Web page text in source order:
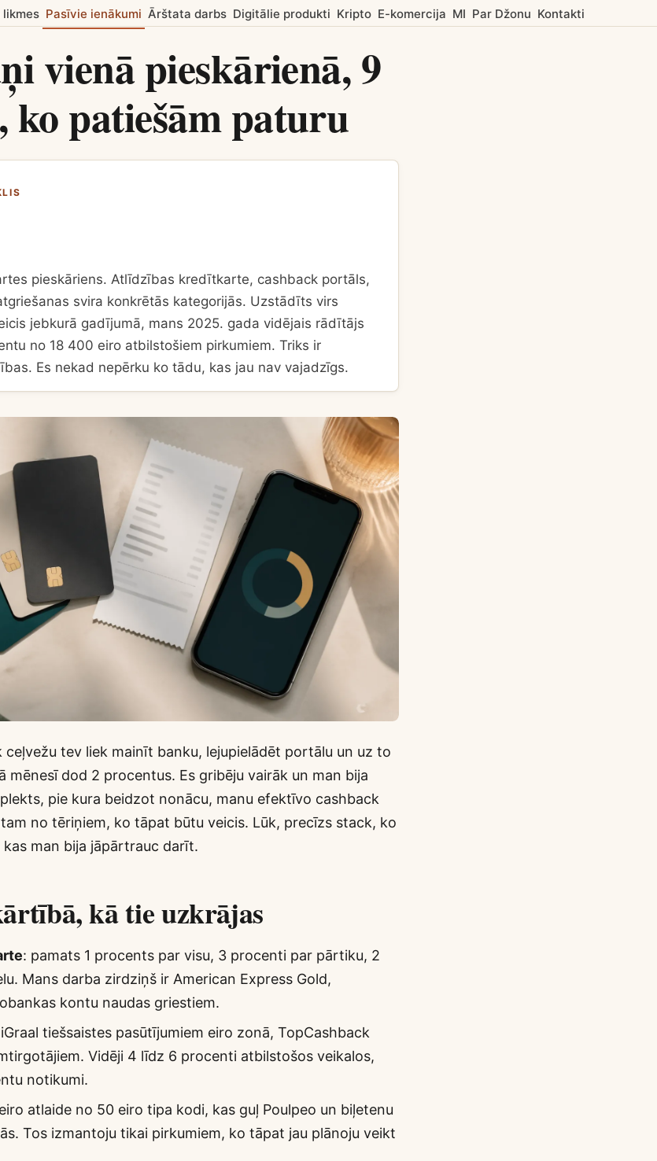
likmes Pasīvie ienākumi Ārštata darbs Digitālie produkti Kripto E-komercija MI Par Džonu Kontakti
vienā pieskārienā, 9
ko patiešām paturu
pieskāriens. Atlīdzības kredītkarte, cashback portāls,
svira konkrētās kategorijās. Uzstādīts virs
jebkurā gadījumā, mans 2025. gada vidējais rādītājs
no 18 400 eiro atbilstošiem pirkumiem. Triks ir
Es nekad nepērku ko tādu, kas jau nav vajadzīgs.
ceļvežu tev liek mainīt banku, lejupielādēt portālu un uz to
mēnesī dod 2 procentus. Es gribēju vairāk un man bija
pie kura beidzot nonācu, manu efektīvo cashback
no tēriņiem, ko tāpat būtu veicis. Lūk, precīzs stack, ko
man bija jāpārtrauc darīt.
kā tie uzkrājas
: pamats 1 procents par visu, 3 procenti par pārtiku, 2
Mans darba zirdziņš ir American Express Gold,
kontu naudas griestiem.
tiešsaistes pasūtījumiem eiro zonā, TopCashback
Vidēji 4 līdz 6 procenti atbilstošos veikalos,
notikumi.
atlaide no 50 eiro tipa kodi, kas guļ Poulpeo un biļetenu
Tos izmantoju tikai pirkumiem, ko tāpat jau plānoju veikt